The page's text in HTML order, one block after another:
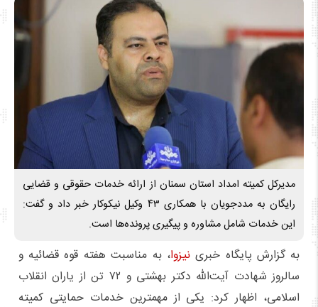
مدیرکل کمیته امداد استان سمنان از ارائه خدمات حقوقی و قضایی
رایگان به مددجویان با همکاری ۴۳ وکیل نیکوکار خبر داد و گفت:
این خدمات شامل مشاوره و پیگیری پرونده‌ها است.
به گزارش پایگاه خبرینیزوا، به مناسبت هفته قوه قضائیه و
سالروز شهادت آیت‌الله دکتر بهشتی و ۷۲ تن از یاران انقلاب
اسلامی، اظهار کرد: یکی از مهمترین خدمات حمایتی کمیته